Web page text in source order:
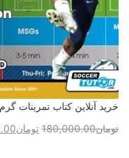
خرید آنلاین کتاب تمرینات
تومان180,000.00 تومان